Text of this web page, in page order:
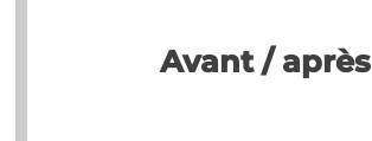
Avant / après